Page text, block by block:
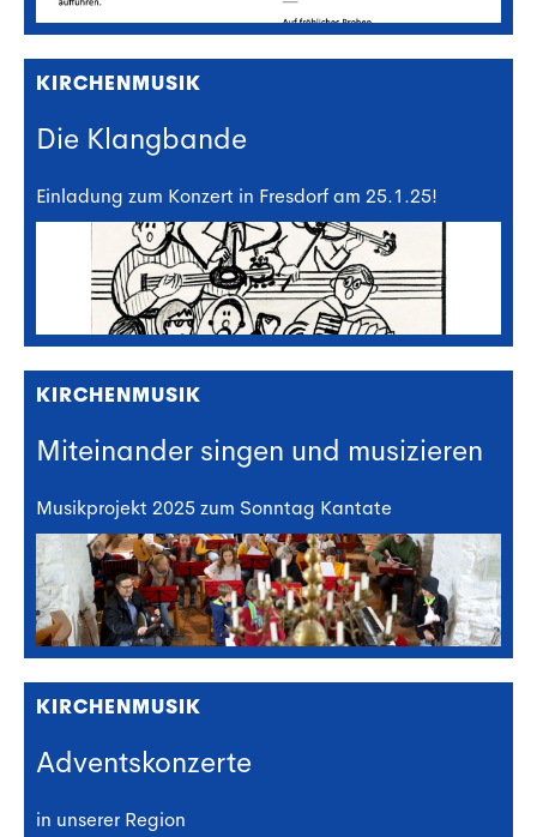
KIRCHENMUSIK
Die Klangbande
Einladung zum Konzert in Fresdorf am 25.1.25!
KIRCHENMUSIK
Miteinander singen und musizieren
Musikprojekt 2025 zum Sonntag Kantate
KIRCHENMUSIK
Adventskonzerte
in unserer Region